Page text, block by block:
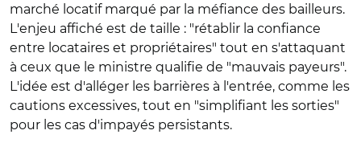
marché locatif marqué par la méfiance des bailleurs.
L'enjeu affiché est de taille : "rétablir la confiance
entre locataires et propriétaires" tout en s'attaquant
à ceux que le ministre qualifie de "mauvais payeurs".
L'idée est d'alléger les barrières à l'entrée, comme les
cautions excessives, tout en "simplifiant les sorties"
pour les cas d'impayés persistants.